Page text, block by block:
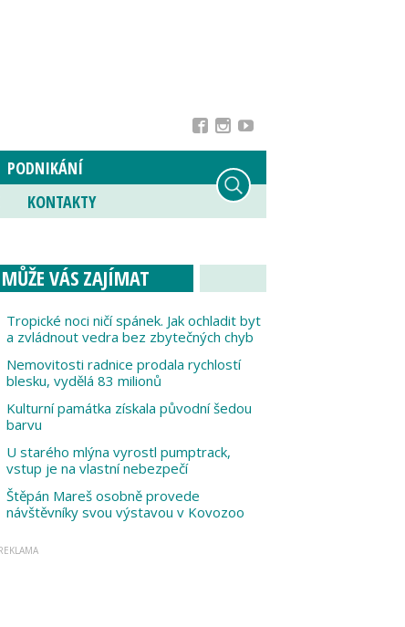
PODNIKÁNÍ
KONTAKTY
MŮŽE VÁS ZAJÍMAT
Tropické noci ničí spánek. Jak ochladit byt
a zvládnout vedra bez zbytečných chyb
Nemovitosti radnice prodala rychlostí
blesku, vydělá 83 milionů
Kulturní památka získala původní šedou
barvu
U starého mlýna vyrostl pumptrack,
vstup je na vlastní nebezpečí
Štěpán Mareš osobně provede
návštěvníky svou výstavou v Kovozoo